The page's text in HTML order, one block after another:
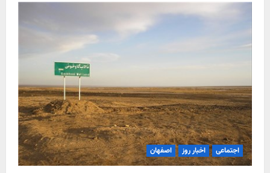
اجتماعی اخبار روز اصفهان